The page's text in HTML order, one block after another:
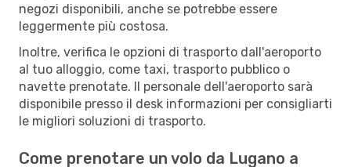
negozi disponibili, anche se potrebbe essere
leggermente più costosa.
Inoltre, verifica le opzioni di trasporto dall'aeroporto
al tuo alloggio, come taxi, trasporto pubblico o
navette prenotate. Il personale dell'aeroporto sarà
disponibile presso il desk informazioni per consigliarti
le migliori soluzioni di trasporto.
Come prenotare un volo da Lugano a